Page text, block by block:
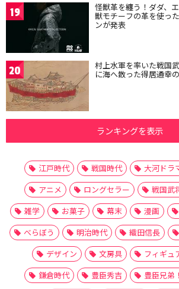
19 怪獣革を纏う！ダダ、
獣モチーフの革を使っ
ンが発表
20 村上水軍を率いた戦国
に海へ散った得居通幸
ランキングを表示
江戸時代 戦国時代 大河ドラ
アニメ
ロングセラー 戦国武
雑学
お菓子 幕末 漫画
べらぼう
明治時代 織田信長
デザイン
文房具 フィギュ
鎌倉時代
豊臣秀吉 豊臣兄弟！